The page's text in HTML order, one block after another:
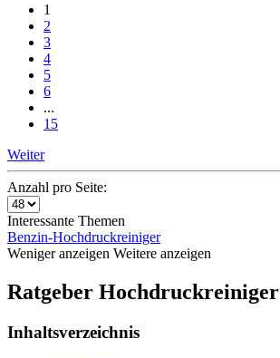
1
2
3
4
5
6
...
15
Weiter
Anzahl pro Seite:
Interessante Themen
Benzin-Hochdruckreiniger
Weniger anzeigen Weitere anzeigen
Ratgeber Hochdruckreiniger
Inhaltsverzeichnis